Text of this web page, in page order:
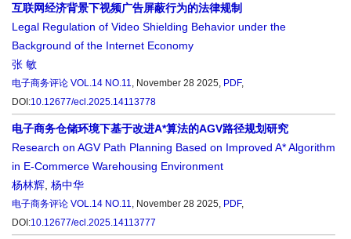
互联网经济背景下视频广告屏蔽行为的法律规制
Legal Regulation of Video Shielding Behavior under the
Background of the Internet Economy
张 敏
电子商务评论 VOL.14 NO.11, November 28 2025, PDF,
DOI:10.12677/ecl.2025.14113778
电子商务仓储环境下基于改进A*算法的AGV路径规划研究
Research on AGV Path Planning Based on Improved A* Algorithm
in E-Commerce Warehousing Environment
杨林辉, 杨中华
电子商务评论 VOL.14 NO.11, November 28 2025, PDF,
DOI:10.12677/ecl.2025.14113777